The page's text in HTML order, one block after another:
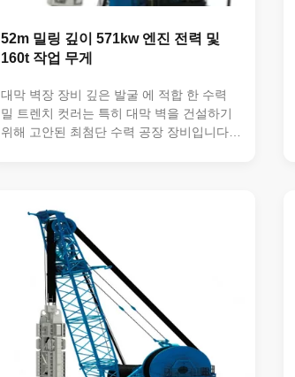
52m 밀링 깊이 571kw 엔진 전력 및
160t 작업 무게
대막 벽장 장비 깊은 발굴 에 적합 한 수력
밀 트렌치 컷러는 특히 대막 벽을 건설하기
위해 고안된 최첨단 수력 공장 장비입니다.
의 작동 무게로, 이 트렌치 컷러 기계는 예외
적인 안정성과 힘을 제공 하여, 어려운 지상
조건들을 손쉽게 처리할 수 있게 한다.그것
은 52 미터의 표준 밀링 깊이에 도달 할 수
있습니다, 최대 70 미터까지 확장 된 옵션으
로 깊은 기초 작업, 지하 구조 및 지지 벽에